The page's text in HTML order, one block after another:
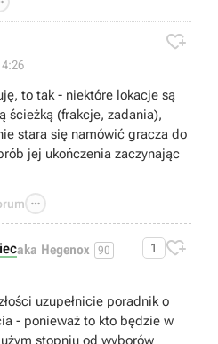

to tak - niektóre lokacje są
ścieżką (frakcje, zadania),
stara się namówić gracza do
jej ukończenia zaczynając

aka Hegenox 90 1 
uzupełnicie poradnik o
- ponieważ to kto będzie w
stopniu od wyborów